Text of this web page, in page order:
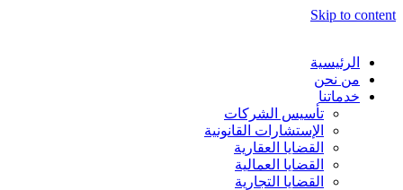
Skip to content
الرئيسية
من نحن
خدماتنا
تأسيس الشركات
الإستشارات القانونية
القضايا العقارية
القضايا العمالية
القضايا التجارية